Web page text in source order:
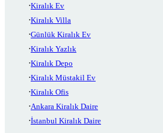
Kiralık Ev
Kiralık Villa
Günlük Kiralık Ev
Kiralık Yazlık
Kiralık Depo
Kiralık Müstakil Ev
Kiralık Ofis
Ankara Kiralık Daire
İstanbul Kiralık Daire